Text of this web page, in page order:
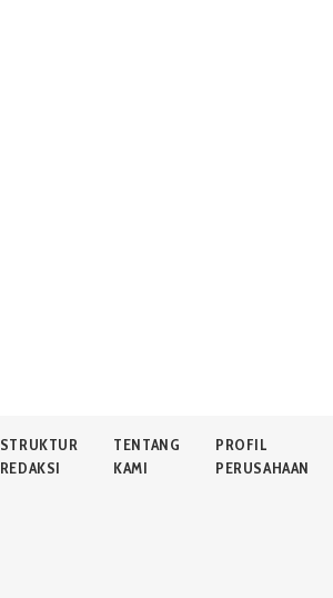
STRUKTUR
REDAKSI
TENTANG
KAMI
PROFIL
PERUSAHAAN